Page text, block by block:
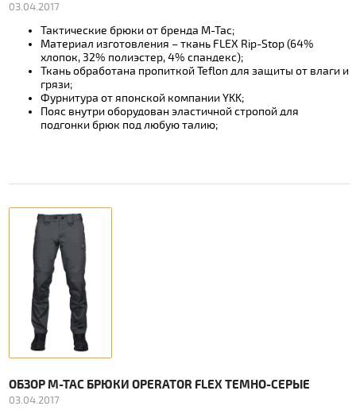
03.04.2017
Тактические брюки от бренда М-Тас;
Материал изготовления – ткань FLEX Rip-Stop (64%
хлопок, 32% полиэстер, 4% спандекс);
Ткань обработана пропиткой Teflon для защиты от влаги и
грязи;
Фурнитура от японской компании YKK;
Пояс внутри оборудован эластичной стропой для
подгонки брюк под любую талию;
ОБЗОР M-TAC БРЮКИ OPERATOR FLEX ТЕМНО-СЕРЫЕ
03.04.2017